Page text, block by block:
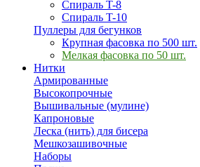
Спираль T-8
Спираль T-10
Пуллеры для бегунков
Крупная фасовка по 500 шт.
Мелкая фасовка по 50 шт.
Нитки
Армированные
Высокопрочные
Вышивальные (мулине)
Капроновые
Леска (нить) для бисера
Мешкозашивочные
Наборы